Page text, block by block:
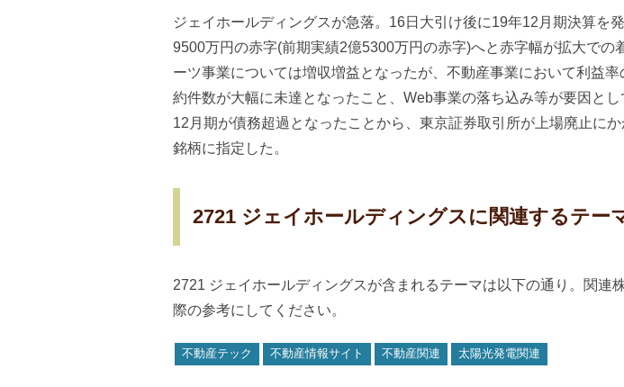
ジェイホールディングスが急落。16日大引け後に19年12月期決算を
9500万円の赤字(前期実績2億5300万円の赤字)へと赤字幅が拡大での
ーツ事業については増収増益となったが、不動産事業において利益
約件数が大幅に未達となったこと、Web事業の落ち込み等が要因と
12月期が債務超過となったことから、東京証券取引所が上場廃止にか
銘柄に指定した。
2721 ジェイホールディングスに関連するテー
2721 ジェイホールディングスが含まれるテーマは以下の通り。関連
際の参考にしてください。
不動産テック 不動産情報サイト 不動産関連 太陽光発電関連